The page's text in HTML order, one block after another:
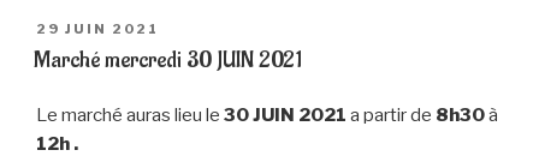
PUBLIÉ
LE
29 JUIN 2021
Marché mercredi 30 JUIN 2021
Le marché auras lieu le 30 JUIN 2021 a partir de 8h30à
12h .